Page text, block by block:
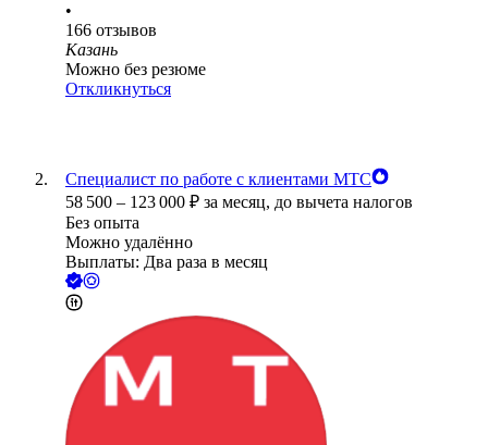
•
166 отзывов
Казань
Можно без резюме
Откликнуться
Специалист по работе с клиентами МТС
58 500 – 123 000 ₽ за месяц, до вычета налогов
Без опыта
Можно удалённо
Выплаты: Два раза в месяц